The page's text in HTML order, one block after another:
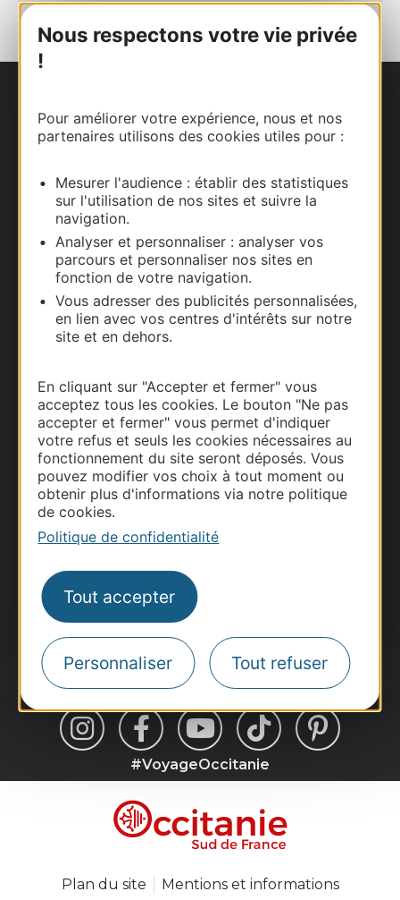
Nous respectons votre vie privée
!
Pour améliorer votre expérience, nous et nos
partenaires utilisons des cookies utiles pour :
Mesurer l'audience : établir des statistiques
sur l'utilisation de nos sites et suivre la
navigation.
Analyser et personnaliser : analyser vos
parcours et personnaliser nos sites en
fonction de votre navigation.
Vous adresser des publicités personnalisées,
en lien avec vos centres d'intérêts sur notre
site et en dehors.
En cliquant sur "Accepter et fermer" vous
acceptez tous les cookies. Le bouton "Ne pas
accepter et fermer" vous permet d'indiquer
votre refus et seuls les cookies nécessaires au
fonctionnement du site seront déposés. Vous
pouvez modifier vos choix à tout moment ou
obtenir plus d'informations via notre politique
de cookies.
Politique de confidentialité
Tout accepter
Personnaliser Tout refuser
Documentation
Thermalisme
Business/Mice
Pros d'Occitanie
Site presse et d'influence
Voyagistes
Destination Sport
Inscrivez-vous à la lettre d'information
Destination Occitanie pour recevoir des
suggestions de séjours, de visites et de sorties.
Je m'abonne
#VoyageOccitanie
Plan du site Mentions et informations